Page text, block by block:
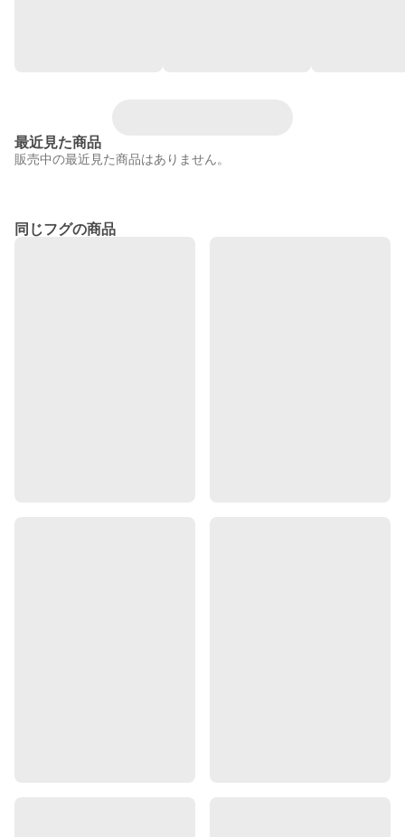
最近見た商品
販売中の最近見た商品はありません。
同じフグの商品